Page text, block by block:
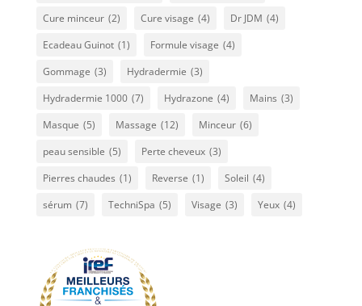
Cure minceur (2) Cure visage (4) Dr JDM (4)
Ecadeau Guinot (1) Formule visage (4)
Gommage (3) Hydradermie (3)
Hydradermie 1000 (7) Hydrazone (4) Mains (3)
Masque (5) Massage (12) Minceur (6)
peau sensible (5) Perte cheveux (3)
Pierres chaudes (1) Reverse (1) Soleil (4)
sérum (7) TechniSpa (5) Visage (3) Yeux (4)